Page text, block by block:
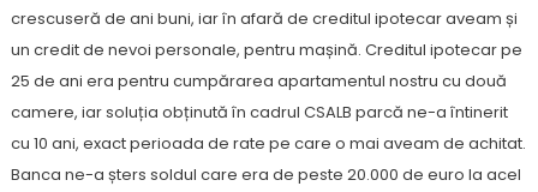
crescuseră de ani buni, iar în afară de creditul ipotecar aveam și
un credit de nevoi personale, pentru mașină. Creditul ipotecar pe
25 de ani era pentru cumpărarea apartamentul nostru cu două
camere, iar soluția obținută în cadrul CSALB parcă ne-a întinerit
cu 10 ani, exact perioada de rate pe care o mai aveam de achitat.
Banca ne-a șters soldul care era de peste 20.000 de euro la acel